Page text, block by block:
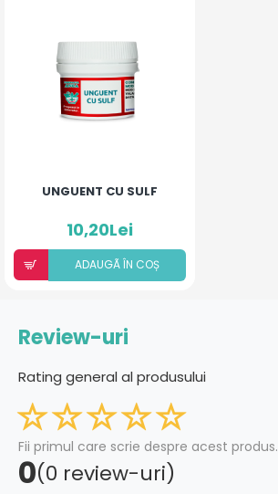
UNGUENT CU SULF
10,20Lei
ADAUGÃ ÎN COȘ
Review-uri
Rating general al produsului
Fii primul care scrie despre acest produs.
0(0 review-uri)